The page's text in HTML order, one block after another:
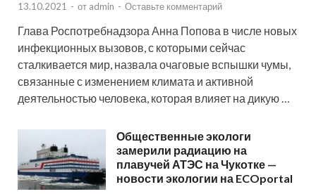
13.10.2021 - от admin - Оставьте комментарий
Глава Роспотребнадзора Анна Попова в числе новых
инфекционных вызовов, с которыми сейчас
сталкивается мир, назвала очаговые вспышки чумы,
связанные с изменением климата и активной
деятельностью человека, которая влияет на дикую …
Общественные экологи
замерили радиацию на
плавучей АТЭС на Чукотке —
новости экологии на ECOportal